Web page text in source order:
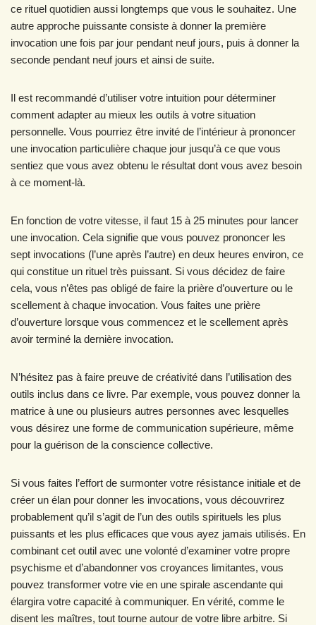
ce rituel quotidien aussi longtemps que vous le souhaitez. Une
autre approche puissante consiste à donner la première
invocation une fois par jour pendant neuf jours, puis à donner la
seconde pendant neuf jours et ainsi de suite.
Il est recommandé d’utiliser votre intuition pour déterminer
comment adapter au mieux les outils à votre situation
personnelle. Vous pourriez être invité de l’intérieur à prononcer
une invocation particulière chaque jour jusqu’à ce que vous
sentiez que vous avez obtenu le résultat dont vous avez besoin
à ce moment-là.
En fonction de votre vitesse, il faut 15 à 25 minutes pour lancer
une invocation. Cela signifie que vous pouvez prononcer les
sept invocations (l’une après l’autre) en deux heures environ, ce
qui constitue un rituel très puissant. Si vous décidez de faire
cela, vous n’êtes pas obligé de faire la prière d’ouverture ou le
scellement à chaque invocation. Vous faites une prière
d’ouverture lorsque vous commencez et le scellement après
avoir terminé la dernière invocation.
N’hésitez pas à faire preuve de créativité dans l’utilisation des
outils inclus dans ce livre. Par exemple, vous pouvez donner la
matrice à une ou plusieurs autres personnes avec lesquelles
vous désirez une forme de communication supérieure, même
pour la guérison de la conscience collective.
Si vous faites l’effort de surmonter votre résistance initiale et de
créer un élan pour donner les invocations, vous découvrirez
probablement qu’il s’agit de l’un des outils spirituels les plus
puissants et les plus efficaces que vous ayez jamais utilisés. En
combinant cet outil avec une volonté d’examiner votre propre
psychisme et d’abandonner vos croyances limitantes, vous
pouvez transformer votre vie en une spirale ascendante qui
élargira votre capacité à communiquer. En vérité, comme le
disent les maîtres, tout tourne autour de votre libre arbitre. Si